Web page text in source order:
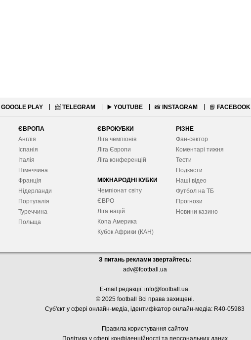
GOOGLE PLAY 📨 TELEGRAM ▶️ YOUTUBE 📸 INSTAGRAM 📘 FACEBOOK
ЄВРОПА
Англія
Іспанія
Італія
Німеччина
Франція
Нідерланди
Португалія
Туреччина
Польща
ЄВРОКУБКИ
Ліга чемпіонів
Ліга Європи
Ліга конференцій
МІЖНАРОДНІ КУБКИ
Чемпіонат світу
ЄВРО
Ліга націй
Копа Америка
Кубок Африки (КАН)
РІЗНЕ
Фан-сектор
Коментарі тижня
Тести
Подкасти
Наші відео
Футбол на ТБ
Прогнози
Новини казино
З питань реклами звертайтесь:
adv@football.ua
E-mail редакції: info@football.ua.
© 2025 football Всі права захищені.
Суб'єкт у сфері онлайн-медіа, ідентифікатор онлайн-медіа: R40-05983
Правила користування сайтом
Політика у сфері конфіденційності та персональних даних